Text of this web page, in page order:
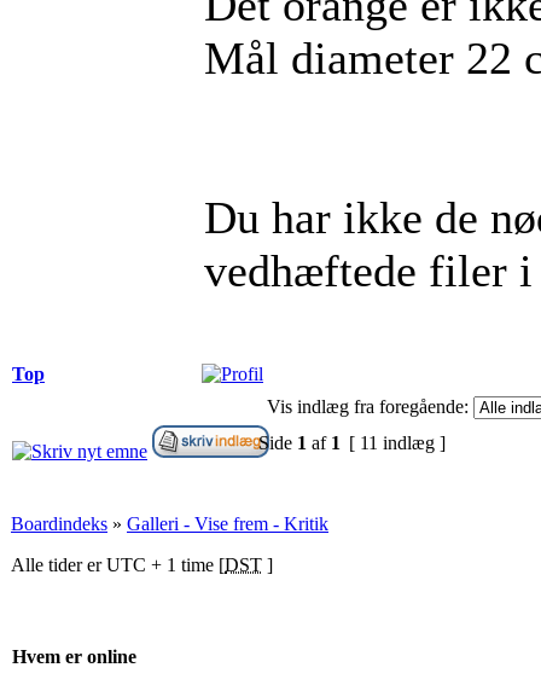
Mål diameter 22
Du har ikke de
vedhæftede filer
Top
Vis indlæg fra foregående:
Side 1 af 1 [ 11 indlæg ]
Boardindeks » Galleri - Vise frem - Kritik
Alle tider er UTC + 1 time [DST ]
Hvem er online